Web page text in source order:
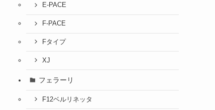
E-PACE
F-PACE
Fタイプ
XJ
フェラーリ
F12ベルリネッタ